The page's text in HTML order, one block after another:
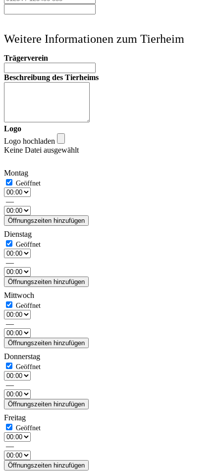
Weitere Informationen zum Tierheim
Trägerverein
Beschreibung des Tierheims
Logo
Logo hochladen
Keine Datei ausgewählt
Montag
—
Öffnungszeiten hinzufügen
Dienstag
—
Öffnungszeiten hinzufügen
Mittwoch
—
Öffnungszeiten hinzufügen
Donnerstag
—
Öffnungszeiten hinzufügen
Freitag
—
Öffnungszeiten hinzufügen